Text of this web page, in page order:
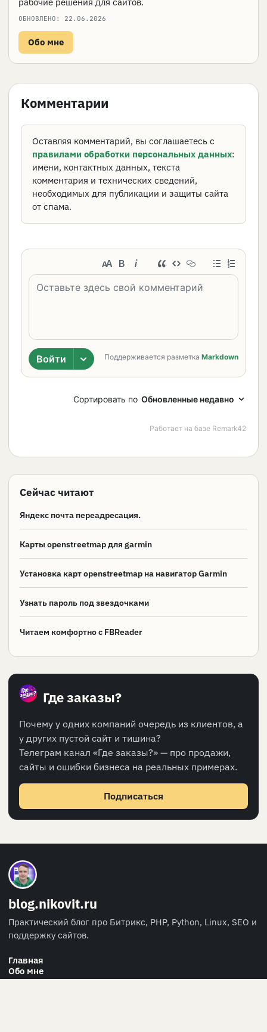
ОБНОВЛЕНО: 22.06.2026
Обо мне
Комментарии
Оставляя комментарий, вы соглашаетесь с
правилами обработки персональных данных:
имени, контактных данных, текста
комментария и технических сведений,
необходимых для публикации и защиты сайта
от спама.
Сейчас читают
Яндекс почта переадресация.
Карты openstreetmap для garmin
Установка карт openstreetmap на навигатор Garmin
Узнать пароль под звездочками
Читаем комфортно с FBReader
Где заказы?
Почему у одних компаний очередь из клиентов, а
у других пустой сайт и тишина?
Телеграм канал «Где заказы?» — про продажи,
сайты и ошибки бизнеса на реальных примерах.
Подписаться
blog.nikovit.ru
Практический блог про Битрикс, PHP, Python, Linux, SEO и
поддержку сайтов.
Главная
Обо мне
Персональные данные